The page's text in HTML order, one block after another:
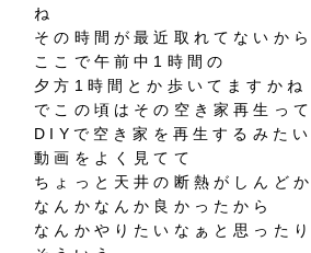
ね
その時間が最近取れてないから
ここで午前中1時間の
夕方1時間とか歩いてますかね
でこの頃はその空き家再生っ
DIYで空き家を再生するみたい
動画をよく見てて
ちょっと天井の断熱がしんど
なんかなんか良かったから
なんかやりたいなぁと思った